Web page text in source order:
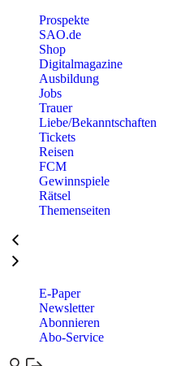
Prospekte
SAO.de
Shop
Digitalmagazine
Ausbildung
Jobs
Trauer
Liebe/Bekanntschaften
Tickets
Reisen
FCM
Gewinnspiele
Rätsel
Themenseiten
E-Paper
Newsletter
Abonnieren
Abo-Service